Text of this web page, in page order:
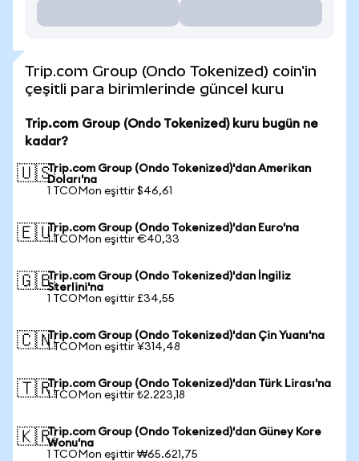
Trip.com Group (Ondo Tokenized) coin'in
çeşitli para birimlerinde güncel kuru
Trip.com Group (Ondo Tokenized) kuru bugün ne
kadar?
🇺🇸Trip.com Group (Ondo Tokenized)'dan Amerikan
Doları'na
1 TCOMon eşittir $46,61
🇪🇺Trip.com Group (Ondo Tokenized)'dan Euro'na
1 TCOMon eşittir €40,33
🇬🇧Trip.com Group (Ondo Tokenized)'dan İngiliz
Sterlini'na
1 TCOMon eşittir £34,55
🇨🇳Trip.com Group (Ondo Tokenized)'dan Çin Yuanı'na
1 TCOMon eşittir ¥314,48
🇹🇷Trip.com Group (Ondo Tokenized)'dan Türk Lirası'na
1 TCOMon eşittir ₺2.223,18
🇰🇷Trip.com Group (Ondo Tokenized)'dan Güney Kore
Wonu'na
1 TCOMon eşittir ₩65.621,75